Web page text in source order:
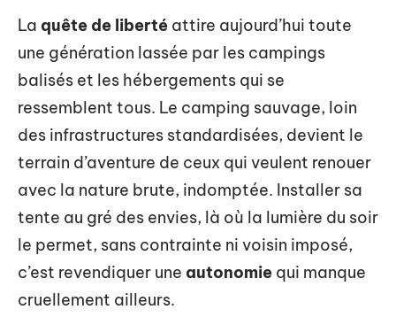
La quête de liberté attire aujourd’hui toute
une génération lassée par les campings
balisés et les hébergements qui se
ressemblent tous. Le camping sauvage, loin
des infrastructures standardisées, devient le
terrain d’aventure de ceux qui veulent renouer
avec la nature brute, indomptée. Installer sa
tente au gré des envies, là où la lumière du soir
le permet, sans contrainte ni voisin imposé,
c’est revendiquer une autonomie qui manque
cruellement ailleurs.